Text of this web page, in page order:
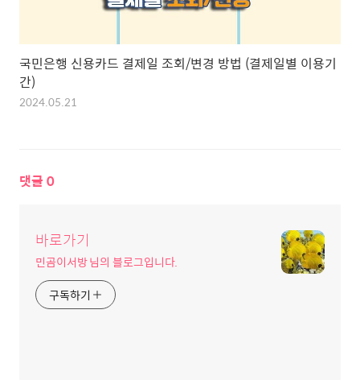
국민은행 신용카드 결제일 조회/변경 방법 (결제일별 이용기
간)
2024.05.21
댓글 0
바로가기
민곰이서방 님의 블로그입니다.
구독하기